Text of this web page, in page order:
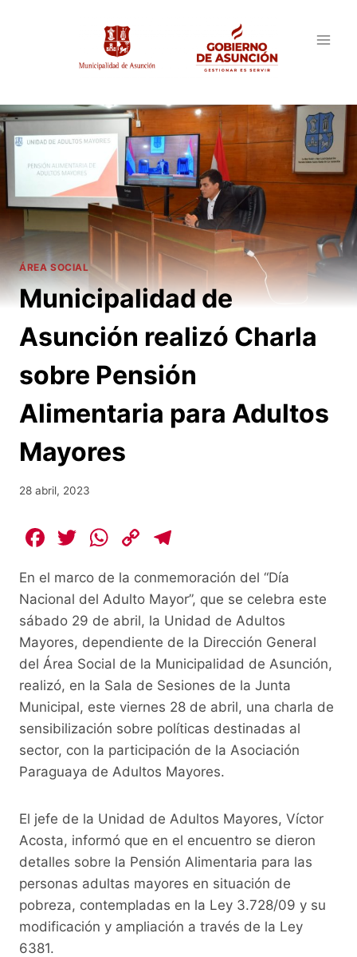
ÁREA SOCIAL
Municipalidad de
Asunción realizó Charla
sobre Pensión
Alimentaria para Adultos
Mayores
28 abril, 2023
F
c
e
b
o
o
k
T
itt
er
W
at
s
A
p
p
C
p
y
Li
n
k
e
gr
a
m
En el marco de la conmemoración del “Día
Nacional del Adulto Mayor”, que se celebra este
sábado 29 de abril, la Unidad de Adultos
Mayores, dependiente de la Dirección General
del Área Social de la Municipalidad de Asunción,
realizó, en la Sala de Sesiones de la Junta
Municipal, este viernes 28 de abril, una charla de
sensibilización sobre políticas destinadas al
sector, con la participación de la Asociación
Paraguaya de Adultos Mayores.
El jefe de la Unidad de Adultos Mayores, Víctor
Acosta, informó que en el encuentro se dieron
detalles sobre la Pensión Alimentaria para las
personas adultas mayores en situación de
pobreza, contempladas en la Ley 3.728/09 y su
modificación y ampliación a través de la Ley
6381.